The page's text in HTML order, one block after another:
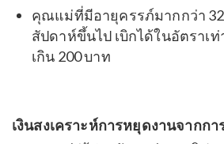
คุณแม่ที่มีอายุครรภ์มากกว่า 32
สัปดาห์ขึ้นไป เบิกได้ในอัตราเ
เกิน 200 บาท
เงินสงเคราะห์การหยุดงานจากก